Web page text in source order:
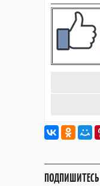
ПОДПИШИТЕСЬ